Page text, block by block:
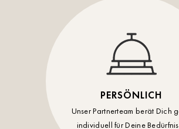
PERSÖNLICH
Unser Partnerteam berät Dich
individuell für Deine